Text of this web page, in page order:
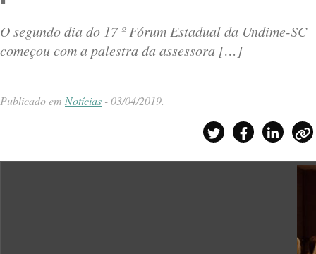
O segundo dia do 17 º Fórum Estadual da Undime-SC
começou com a palestra da assessora […]
Publicado em Notícias -03/04/2019.